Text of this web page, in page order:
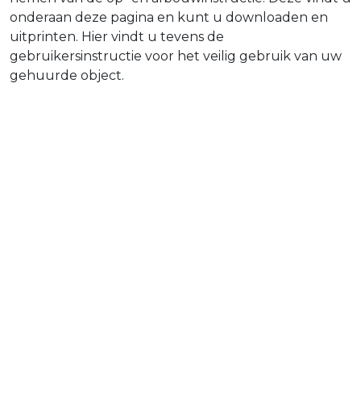
onderaan deze pagina en kunt u downloaden en
uitprinten. Hier vindt u tevens de
gebruikersinstructie voor het veilig gebruik van uw
gehuurde object.